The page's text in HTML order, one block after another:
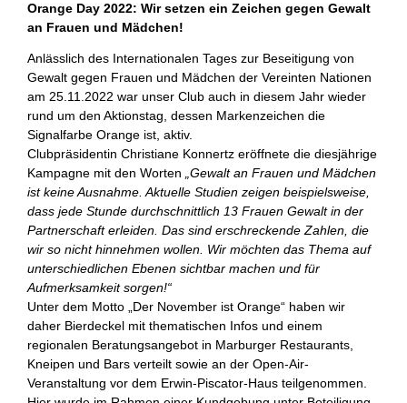
Orange Day 2022: Wir setzen ein Zeichen gegen Gewalt
an Frauen und Mädchen!
Anlässlich des Internationalen Tages zur Beseitigung von
Gewalt gegen Frauen und Mädchen der Vereinten Nationen
am 25.11.2022 war unser Club auch in diesem Jahr wieder
rund um den Aktionstag, dessen Markenzeichen die
Signalfarbe Orange ist, aktiv.
Clubpräsidentin Christiane Konnertz eröffnete die diesjährige
Kampagne mit den Worten
„Gewalt an Frauen und Mädchen
ist keine Ausnahme. Aktuelle Studien zeigen beispielsweise,
dass jede Stunde durchschnittlich 13 Frauen Gewalt in der
Partnerschaft erleiden. Das sind erschreckende Zahlen, die
wir so nicht hinnehmen wollen. Wir möchten das Thema auf
unterschiedlichen Ebenen sichtbar machen und für
Aufmerksamkeit sorgen!“
Unter dem Motto „Der November ist Orange“ haben wir
daher Bierdeckel mit thematischen Infos und einem
regionalen Beratungsangebot in Marburger Restaurants,
Kneipen und Bars verteilt sowie an der Open-Air-
Veranstaltung vor dem Erwin-Piscator-Haus teilgenommen.